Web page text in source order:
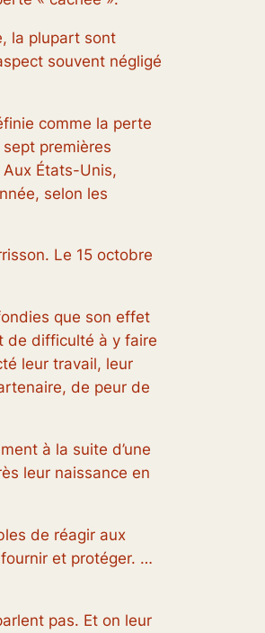
la plupart sont
souvent négligé
comme la perte
premières
États-Unis,
selon les
Le 15 octobre
que son effet
de difficulté à y faire
leur travail, leur
de peur de
à la suite d’une
leur naissance en
de réagir aux
fournir et protéger. …
pas. Et on leur